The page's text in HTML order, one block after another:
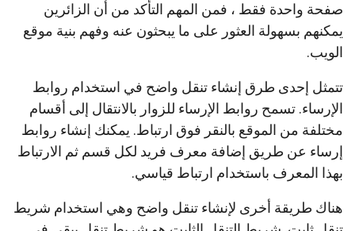
صفحة واحدة فقط ، فمن المهم التأكد من أن الزائرين
يمكنهم بسهولة العثور على ما يبحثون عنه وفهم بنية موقع
الويب.
تتمثل إحدى طرق إنشاء تنقل واضح في استخدام روابط
الإرساء. تسمح روابط الإرساء للزوار بالانتقال إلى أقسام
مختلفة من الموقع بالنقر فوق ارتباط. يمكنك إنشاء روابط
إرساء عن طريق إضافة معرف فريد لكل قسم ثم الارتباط
بهذا المعرف باستخدام ارتباط قياسي.
هناك طريقة أخرى لإنشاء تنقل واضح وهي استخدام شريط